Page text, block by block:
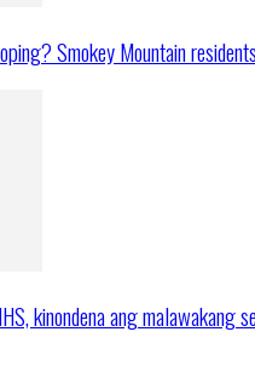
Smokey Mountain
kinondena ang malawakang